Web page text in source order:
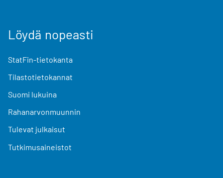
Löydä nopeasti
StatFin-tietokanta
Tilastotietokannat
Suomi lukuina
Rahanarvonmuunnin
Tulevat julkaisut
Tutkimusaineistot